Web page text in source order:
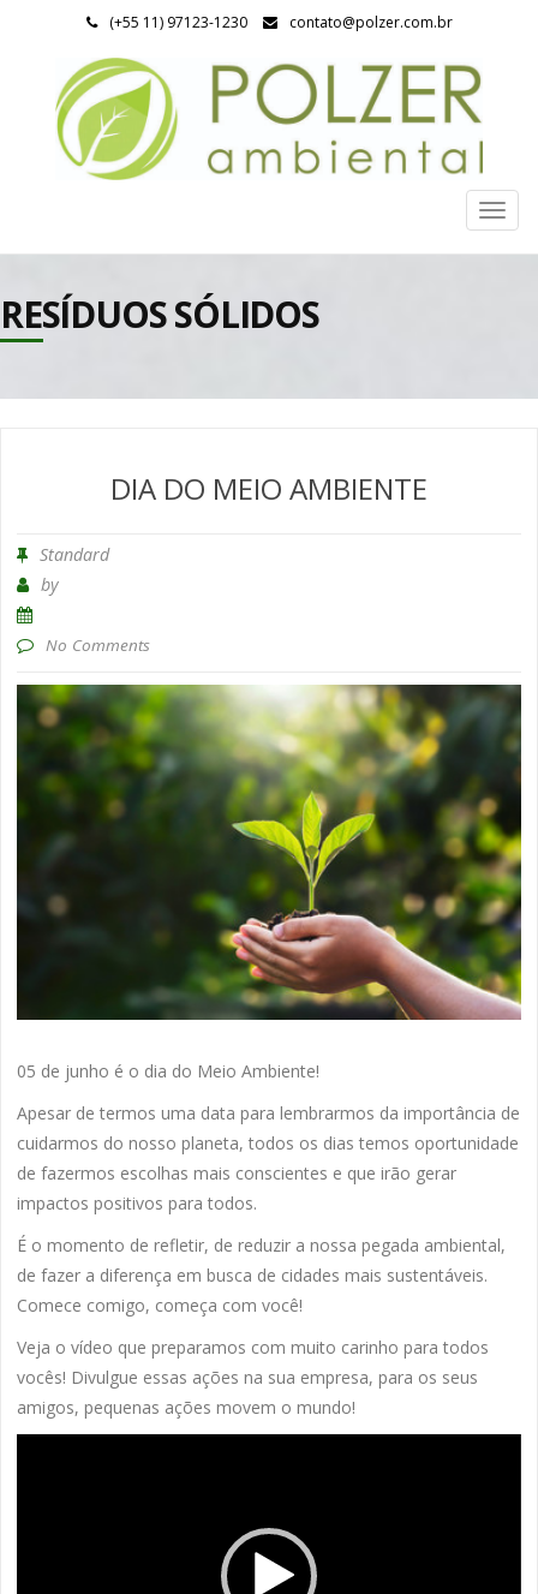
(+55 11) 97123-1230 contato@polzer.com.br
RESÍDUOS SÓLIDOS
DIA DO MEIO AMBIENTE
Standard
by
No Comments
05 de junho é o dia do Meio Ambiente!
Apesar de termos uma data para lembrarmos da importância de
cuidarmos do nosso planeta, todos os dias temos oportunidade
de fazermos escolhas mais conscientes e que irão gerar
impactos positivos para todos.
É o momento de refletir, de reduzir a nossa pegada ambiental,
de fazer a diferença em busca de cidades mais sustentáveis.
Comece comigo, começa com você!
Veja o vídeo que preparamos com muito carinho para todos
vocês! Divulgue essas ações na sua empresa, para os seus
amigos, pequenas ações movem o mundo!